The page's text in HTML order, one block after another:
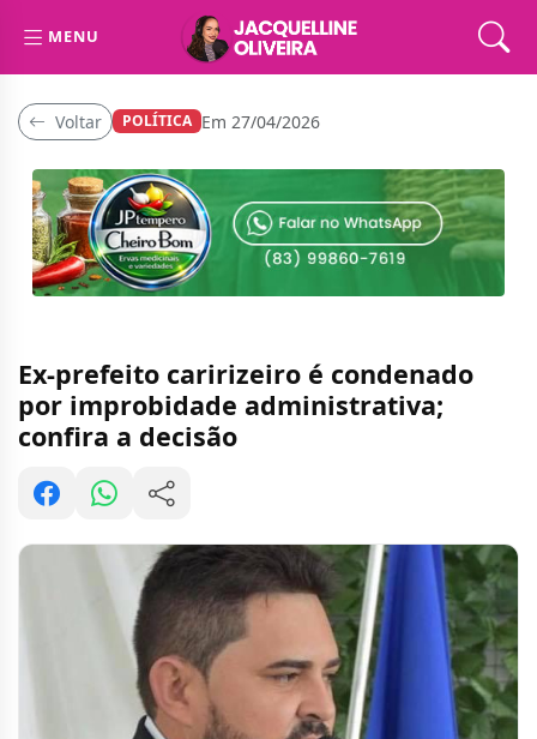
MENU
Voltar POLÍTICA Em 27/04/2026
Ex-prefeito caririzeiro é condenado
por improbidade administrativa;
confira a decisão